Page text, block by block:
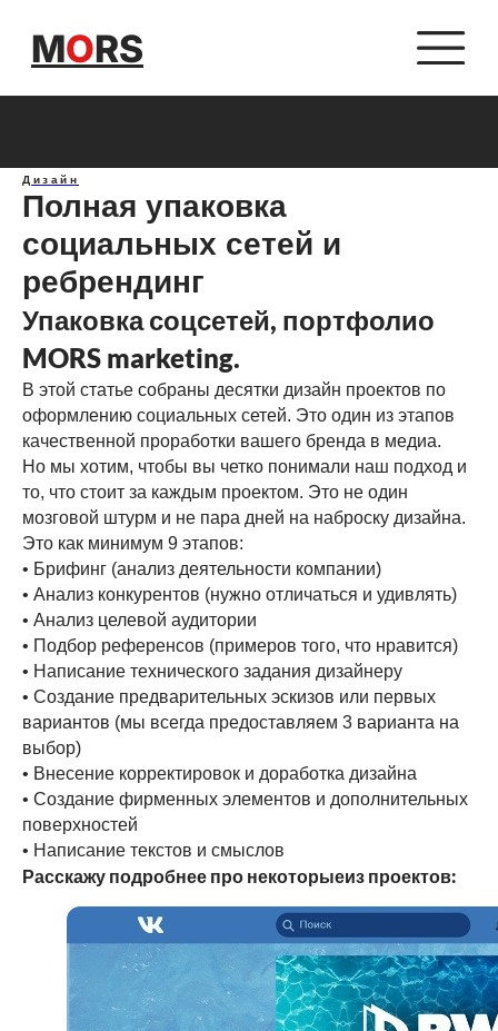
MORS
Дизайн
Полная упаковка
социальных сетей и
ребрендинг
Упаковка соцсетей, портфолио
MORS marketing.
В этой статье собраны десятки дизайн проектов по
оформлению социальных сетей. Это один из этапов
качественной проработки вашего бренда в медиа.
Но мы хотим, чтобы вы четко понимали наш подход и
то, что стоит за каждым проектом. Это не один
мозговой штурм и не пара дней на наброску дизайна.
Это как минимум 9 этапов:
• Брифинг (анализ деятельности компании)
• Анализ конкурентов (нужно отличаться и удивлять)
• Анализ целевой аудитории
• Подбор референсов (примеров того, что нравится)
• Написание технического задания дизайнеру
• Создание предварительных эскизов или первых
вариантов (мы всегда предоставляем 3 варианта на
выбор)
• Внесение корректировок и доработка дизайна
• Создание фирменных элементов и дополнительных
поверхностей
• Написание текстов и смыслов
Расскажу подробнее про некоторыеиз проектов: